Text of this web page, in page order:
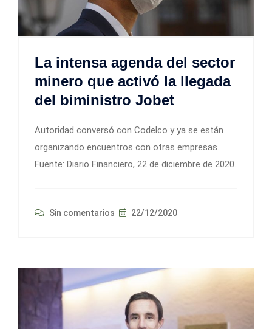
La intensa agenda del sector
minero que activó la llegada
del biministro Jobet
Autoridad conversó con Codelco y ya se están
organizando encuentros con otras empresas.
Fuente: Diario Financiero, 22 de diciembre de 2020.
Sin comentarios 22/12/2020